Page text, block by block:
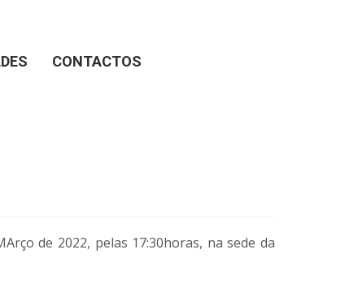
CONTACTOS
de 2022, pelas 17:30horas, na sede da